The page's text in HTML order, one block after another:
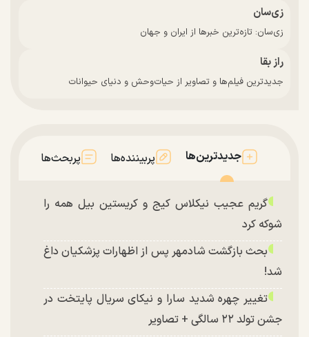
زی‌سان
زی‌سان: تازه‌ترین خبرها از ایران و جهان
راز بقا
جدیدترین فیلم‌ها و تصاویر از حیات‌وحش و دنیای حیوانات
جدیدترین‌ها پربیننده‌ها پربحث‌ها
گریم عجیب نیکلاس کیج و کریستین بیل همه را
شوکه کرد
بحث بازگشت شادمهر پس از اظهارات پزشکیان داغ
شد!
تغییر چهره شدید سارا و نیکای سریال پایتخت در
جشن تولد ۲۲ سالگی + تصاویر